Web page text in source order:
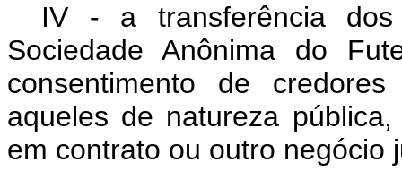
IV - a transferência
Sociedade Anônima do
consentimento de
aqueles de natureza
em contrato ou outro negócio